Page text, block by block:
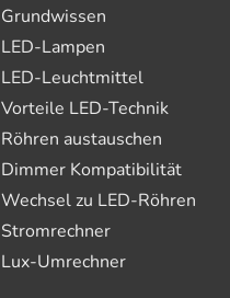
Grundwissen
LED-Lampen
LED-Leuchtmittel
Vorteile LED-Technik
Röhren austauschen
Dimmer Kompatibilität
Wechsel zu LED-Röhren
Stromrechner
Lux-Umrechner